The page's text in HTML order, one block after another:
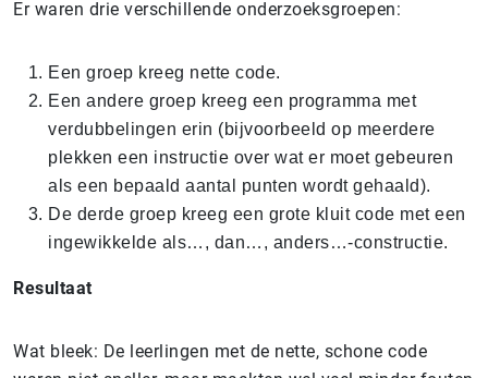
Er waren drie verschillende onderzoeksgroepen:
Een groep kreeg nette code.
Een andere groep kreeg een programma met
verdubbelingen erin (bijvoorbeeld op meerdere
plekken een instructie over wat er moet gebeuren
als een bepaald aantal punten wordt gehaald).
De derde groep kreeg een grote kluit code met een
ingewikkelde als…, dan…, anders…-constructie.
Resultaat
Wat bleek: De leerlingen met de nette, schone code